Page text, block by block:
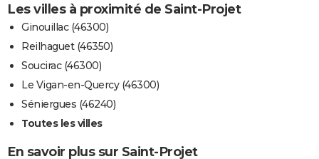
Les villes à proximité de Saint-Projet
Ginouillac (46300)
Reilhaguet (46350)
Soucirac (46300)
Le Vigan-en-Quercy (46300)
Séniergues (46240)
Toutes les villes
En savoir plus sur Saint-Projet